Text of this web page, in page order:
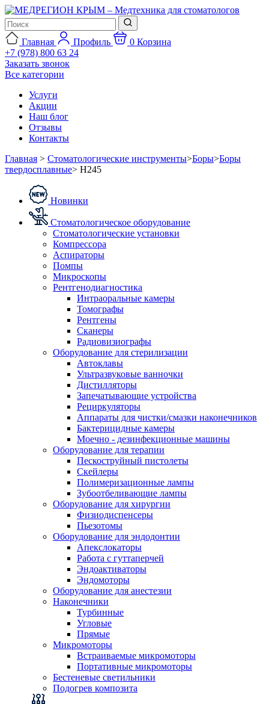
Главная Профиль 0 Корзина
+7 (978) 800 63 24
Заказать звонок
Все категории
Услуги
Акции
Наш блог
Отзывы
Контакты
Главная > Стоматологические инструменты>Боры>Боры
твердосплавные> H245
Новинки
Стоматологическое оборудование
Стоматологические установки
Компрессора
Аспираторы
Помпы
Микроскопы
Рентгенодиагностика
Интраоральные камеры
Томографы
Рентгены
Сканеры
Радиовизиографы
Оборудование для стерилизации
Автоклавы
Ультразвуковые ванночки
Дистилляторы
Запечатывающие устройства
Рециркуляторы
Аппараты для чистки/смазки наконечников
Бактерицидные камеры
Моечно - дезинфекционные машины
Оборудование для терапии
Пескоструйный пистолеты
Скейлеры
Полимеризационные лампы
Зубоотбеливающие лампы
Оборудование для хирургии
Физиодиспенсеры
Пьезотомы
Оборудование для эндодонтии
Апекслокаторы
Работа с гуттаперчей
Эндоактиваторы
Эндомоторы
Оборудование для анестезии
Наконечники
Турбинные
Угловые
Прямые
Микромоторы
Встраиваемые микромоторы
Портативные микромоторы
Бестеневые светильники
Подогрев композита